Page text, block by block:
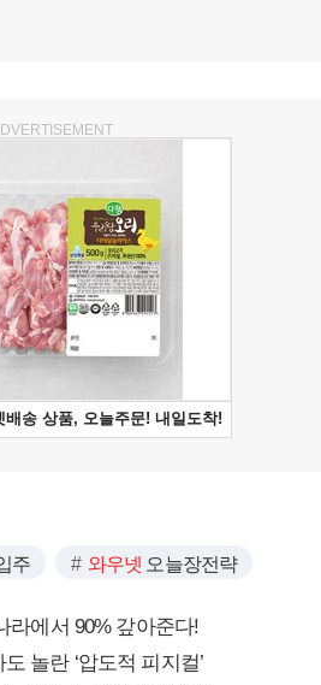
주 와우넷 오늘장전략
라에서 90% 갚아준다!
놀란 ‘압도적 피지컬’